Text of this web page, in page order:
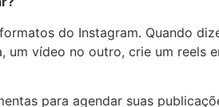
do Instagram. Quando
um vídeo no outro, crie um reels
para agendar suas